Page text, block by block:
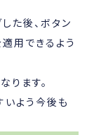
た後、ボタン
用できるよう
ます。
いよう今後も